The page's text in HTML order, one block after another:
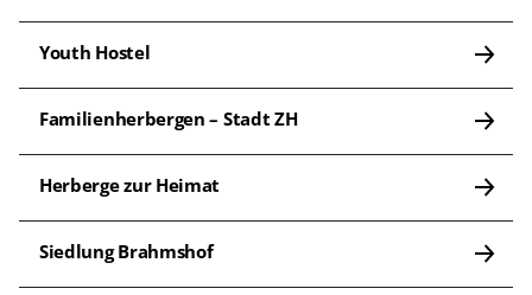
Youth Hostel
Familienherbergen – Stadt ZH
Herberge zur Heimat
Siedlung Brahmshof